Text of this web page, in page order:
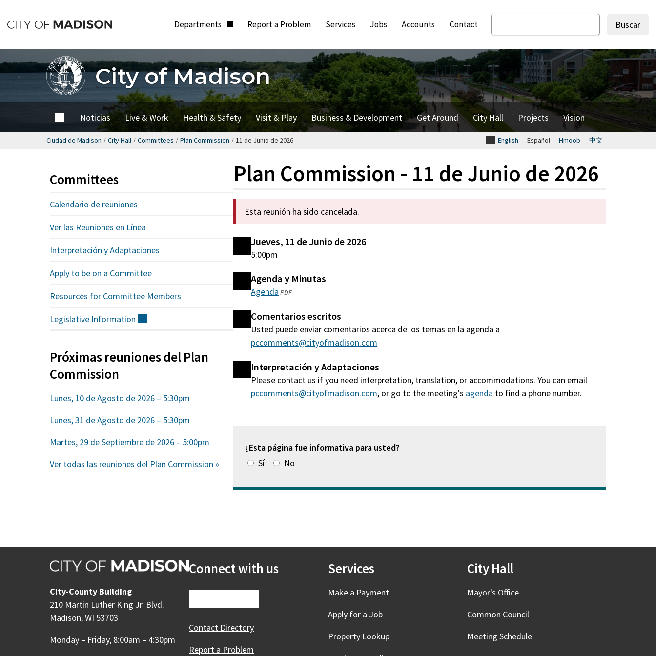
hasta
contenido
principal
Departments Report a Problem Services Jobs Accounts Contact
Buscar
City of Madison
City of
MadisonNoticias Live & Work Health & Safety Visit & Play Business & Development Get Around City Hall Projects Vision
Ciudad de Madison / City Hall / Committees / Plan Commission / 11 de Junio de 2026 English Español Hmoob 中文
Plan Commission - 11 de Junio de 2026
Esta reunión ha sido cancelada.
Jueves, 11 de Junio de 2026
5:00pm
Agenda y Minutas
Agenda(abre
una
nueva
ventana)
PDF
Comentarios escritos
Usted puede enviar comentarios acerca de los temas en la agenda a
pccomments@cityofmadison.com
Interpretación y Adaptaciones
Please contact us if you need interpretation, translation, or accommodations. You can email
pccomments@cityofmadison.com, or go to the meeting's agenda (abre
to find a phone number.
¿Esta página fue informativa para usted?
Sí
No
Committees
Calendario de reuniones
Ver las Reuniones en Línea
Interpretación y Adaptaciones
Apply to be on a Committee
Resources for Committee Members
Legislative Information
Próximas reuniones del Plan
Commission
Lunes, 10 de Agosto de 2026 – 5:30pm
Lunes, 31 de Agosto de 2026 – 5:30pm
Martes, 29 de Septiembre de 2026 – 5:00pm
Ver todas las reuniones del Plan Commission »
City-County Building
210 Martin Luther King Jr. Blvd.
Madison, WI 53703
Monday – Friday, 8:00am – 4:30pm
Connect with us
Contact Directory
Report a Problem
Services
Make a Payment
Apply for a Job
Property Lookup
City Hall
Mayor's Office
Common Council
Meeting Schedule